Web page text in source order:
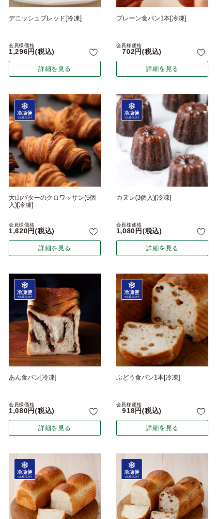
デニッシュブレッド[冷凍]
会員様価格
1,296 税込
詳細を見る
プレーン食パン1本[冷凍]
会員様価格
702 税込
詳細を見る
大山バターのクロワッサン(5個
入)[冷凍]
会員様価格
1,620 税込
詳細を見る
カヌレ(3個入)[冷凍]
会員様価格
1,080 税込
詳細を見る
あん食パン[冷凍]
会員様価格
1,080 税込
詳細を見る
ぶどう食パン1本[冷凍]
会員様価格
918 税込
詳細を見る